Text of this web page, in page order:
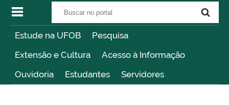
Estude na UFOB
Pesquisa
Extensão e Cultura
Acesso à Informação
Ouvidoria
Estudantes Servidores